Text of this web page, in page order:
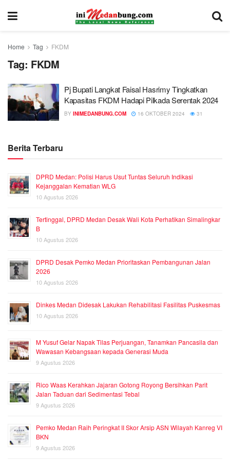
Home Tag FKDM
Tag: FKDM
Pj Bupati Langkat Faisal Hasrimy Tingkatkan
Kapasitas FKDM Hadapi Pilkada Serentak 2024
BY INIMEDANBUNG.COM 16 OKTOBER 2024 31
Berita Terbaru
DPRD Medan: Polisi Harus Usut Tuntas Seluruh Indikasi
Kejanggalan Kematian WLG
10 Agustus 2026
Tertinggal, DPRD Medan Desak Wali Kota Perhatikan Simalingkar
B
10 Agustus 2026
DPRD Desak Pemko Medan Prioritaskan Pembangunan Jalan
2026
10 Agustus 2026
Dinkes Medan Didesak Lakukan Rehabilitasi Fasilitas Puskesmas
10 Agustus 2026
M Yusuf Gelar Napak Tilas Perjuangan, Tanamkan Pancasila dan
Wawasan Kebangsaan kepada Generasi Muda
9 Agustus 2026
Rico Waas Kerahkan Jajaran Gotong Royong Bersihkan Parit
Jalan Taduan dari Sedimentasi Tebal
9 Agustus 2026
Pemko Medan Raih Peringkat II Skor Arsip ASN Wilayah Kanreg VI
BKN
9 Agustus 2026